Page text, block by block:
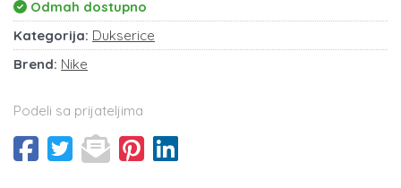
Odmah dostupno
Kategorija: Dukserice
Brend: Nike
Podeli sa prijateljima